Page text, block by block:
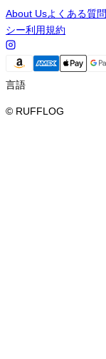
About Usよくある質問
シー利用規約
言語
© RUFFLOG